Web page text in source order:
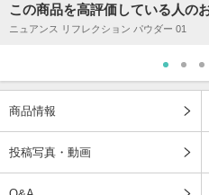
この商品を高評価している人の
ニュアンス リフレクション パウダー 01
商品情報
投稿写真・動画